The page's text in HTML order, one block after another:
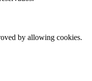
by allowing cookies.